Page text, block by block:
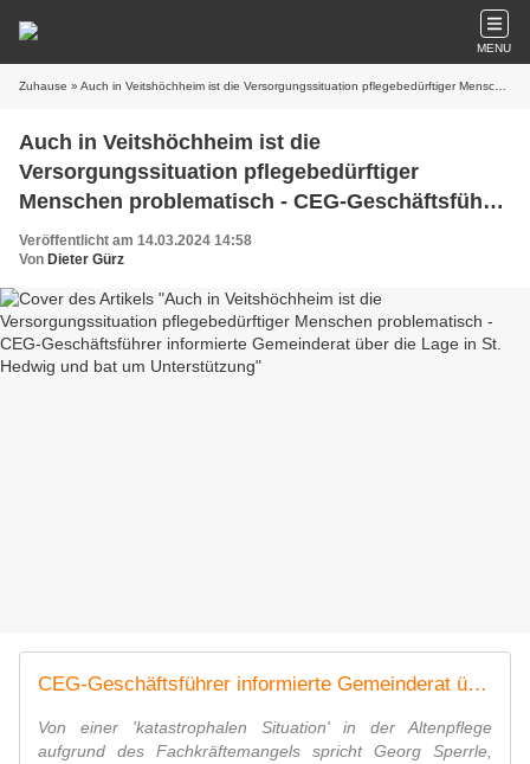
MENU
Zuhause » Auch in Veitshöchheim ist die Versorgungssituation pflegebedürftiger Menschen problematisch - CEG-Geschäftsführer informierte Gemeinderat über die Lage in St. Hedwig und bat um Unterstützung
Auch in Veitshöchheim ist die
Versorgungssituation pflegebedürftiger
Menschen problematisch - CEG-Geschäftsführer
informierte Gemeinderat über die Lage in St.
Hedwig und bat um Unterstützung
Veröffentlicht am 14.03.2024 14:58
Von Dieter Gürz
CEG-Geschäftsführer informierte Gemeinderat über Lage in Seniorenheim St. Hedwig und bat um Unterstützung
Von einer 'katastrophalen Situation' in der Altenpflege
aufgrund des Fachkräftemangels spricht Georg Sperrle,